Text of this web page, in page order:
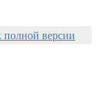
полной версии